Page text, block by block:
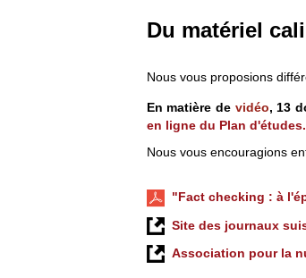
Du matériel
Nous vous proposions
En matière de vidéo, 13
en ligne du Plan d'études.
Nous vous encouragions
"Fact checking : à
Site des journaux
Association pour la